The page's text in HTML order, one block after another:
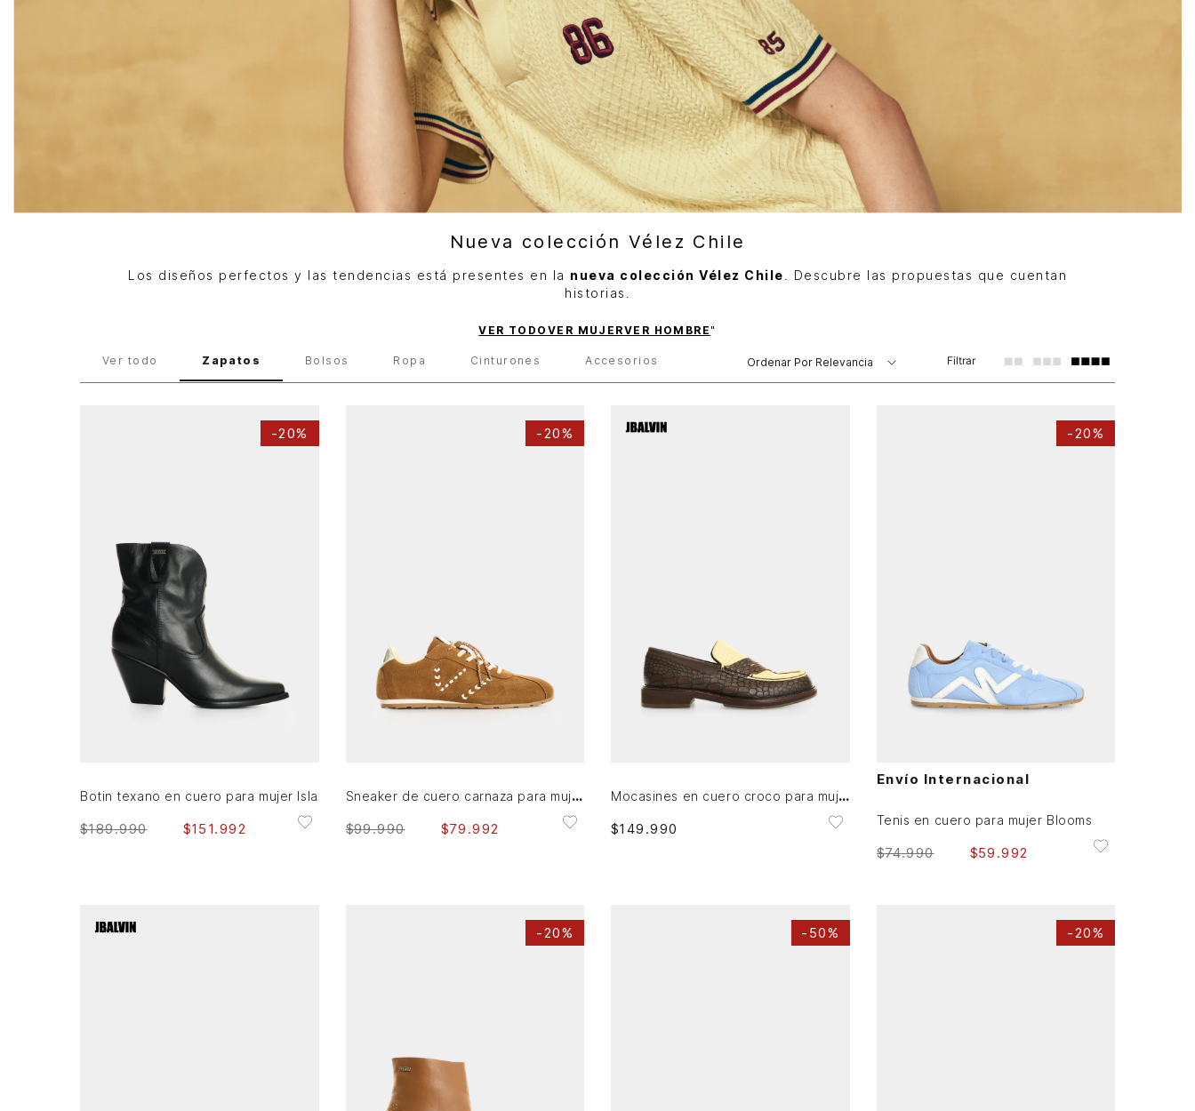
Nueva colección Vélez Chile
Los diseños perfectos y las tendencias está presentes en la nueva colección Vélez Chile . Descubre las propuestas que cuentan
historias.
VER TODO VER MUJERVER HOMBRE "
Ver todo
Zapatos Bolsos Ropa Cinturones Accesorios Ordenar Por Relevancia Filtrar
-20%
Botin texano en cuero para mujer Isla
$189.990 $151.992
-20%
Sneaker de cuero carnaza para mujer Savanna stitch
$99.990 $79 .992
Mocasines en cuero croco para mujer
$149 .990
-20%
Envío Internacional
Tenis en cuero para mujer Blooms
$74.990 $59 .992
-20% - 50% -20%